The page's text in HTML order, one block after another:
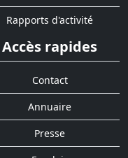
Rapports d'activité
Accès rapides
Contact
Annuaire
Presse